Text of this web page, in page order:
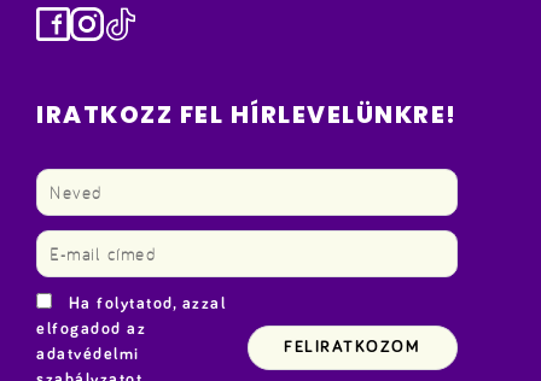
Facebook
Instagram
TikTok
IRATKOZZ FEL HÍRLEVELÜNKRE!
Ha folytatod, azzal
elfogadod az
adatvédelmi